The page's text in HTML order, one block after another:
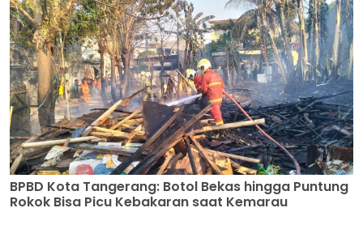
BPBD Kota Tangerang: Botol Bekas hingga Puntung
Rokok Bisa Picu Kebakaran saat Kemarau